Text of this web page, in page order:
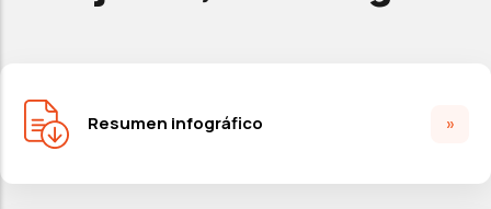
Resumen infográfico